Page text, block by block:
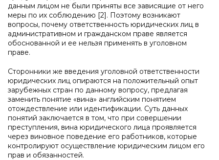
данным лицом не были приняты все зависящие от него
меры по их соблюдению [2]. Поэтому возникают
вопросы, почему ответственность юридических лиц в
административном и гражданском праве является
обоснованной и ее нельзя применять в уголовном
праве.
Сторонники же введения уголовной ответственности
юридических лиц опираются на положительный опыт
зарубежных стран по данному вопросу, предлагая
заменить понятие «вина» английским понятием
отождествление или идентификации. Суть данных
понятий заключается в том, что при совершении
преступления, вина юридического лица проявляется
через виновное поведение его работников, которые
контролируют осуществление юридическим лицом его
прав и обязанностей.